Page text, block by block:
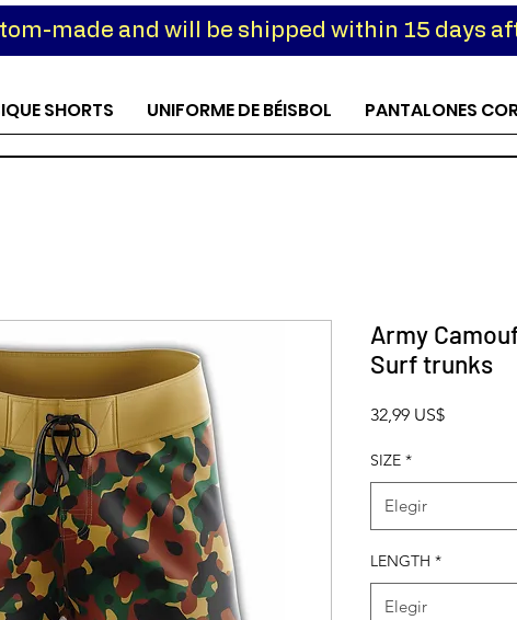
made and will be shipped within 15 days
SHORTS UNIFORME DE BÉISBOL PANTALONES
Army
Surf trunks
32,99 US$Precio
SIZE *
Elegir
LENGTH *
Elegir